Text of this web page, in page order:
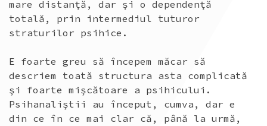
mare distanţă, dar şi o dependenţă
totală, prin intermediul tuturor
straturilor psihice.
E foarte greu să începem măcar să
descriem toată structura asta complicată
şi foarte mişcătoare a psihicului.
Psihanaliştii au început, cumva, dar e
din ce în ce mai clar că, până la urmă,